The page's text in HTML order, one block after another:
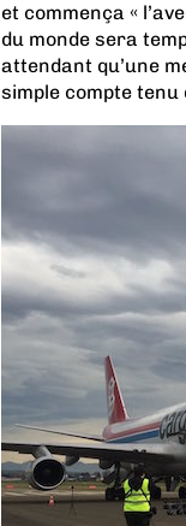
et commença «
du monde sera
attendant qu’une
simple compte tenu